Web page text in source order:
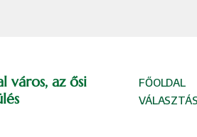
város, az ősi
FŐOLDAL